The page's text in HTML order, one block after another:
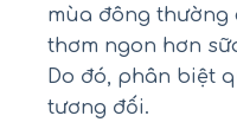
mùa đông thường
thơm ngon hơn
Do đó, phân biệt
tương đối.